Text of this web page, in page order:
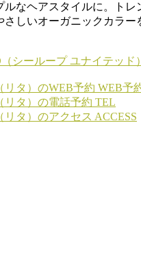
ルなヘアスタイルに。トレ
さしいオーガニックカラー
WEB予
TEL
ACCESS